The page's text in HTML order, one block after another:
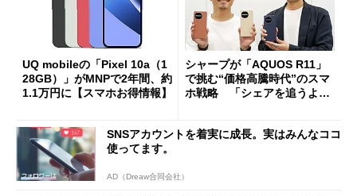
UQ mobileの「Pixel 10a（1
28GB）」がMNPで2年間、約
1.1万円に【スマホお得情報】
シャープが「AQUOS R11」
で挑む“価格高騰時代”のスマ
ホ戦略 「シェアを追うより
SNSアカウントを着実に成長。実はみんなココ
使ってます。
AD（Dreaw合同会社）